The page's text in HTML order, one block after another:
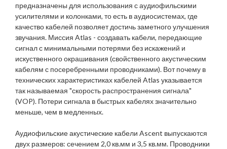
предназначены для использования с аудиофильскими
усилителями и колонками, то есть в аудиосистемах, где
качество кабелей позволяет достичь заметного улучшения
звучания. Миссия Atlas - создавать кабели, передающие
сигнал с минимальными потерями без искажений и
искуственного окрашивания (свойственного акустическим
кабелям с посеребренными проводниками). Вот почему в
технических характеристиках кабелей Atlas указывается
так называемая "скорость распространения сигнала"
(VOP). Потери сигнала в быстрых кабелях значительно
меньше, чем в медленных.
Аудиофильские акустические кабели Ascent выпускаются
двух размеров: сечением 2,0 кв.мм и 3,5 кв.мм. Проводники